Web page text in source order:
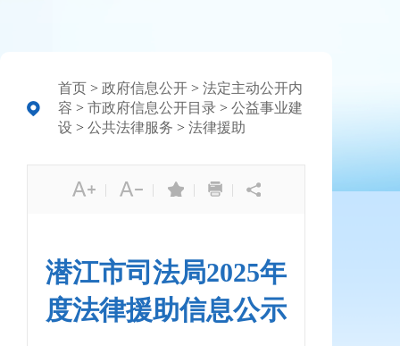
首页 > 政府信息公开 > 法定主动公开内
容 > 市政府信息公开目录 > 公益事业建
设 > 公共法律服务 > 法律援助
| | | |
潜江市司法局2025年
度法律援助信息公示